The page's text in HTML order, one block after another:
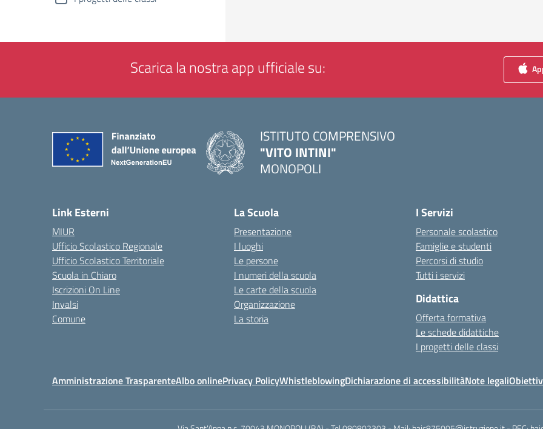
Scarica la nostra app ufficiale su:
ISTITUTO COMPRENSIVO
"VITO INTINI"
MONOPOLI
Link Esterni
MIUR
Ufficio Scolastico Regionale
Ufficio Scolastico Territoriale
Scuola in Chiaro
Iscrizioni On Line
Invalsi
Comune
La Scuola
Presentazione
I luoghi
Le persone
I numeri della scuola
Le carte della scuola
Organizzazione
La storia
I Servizi
Personale scolastico
Famiglie e studenti
Percorsi di studio
Tutti i servizi
Didattica
Offerta formativa
Le schede didattiche
I progetti delle classi
Amministrazione TrasparenteAlbo onlinePrivacy PolicyWhistleblowingDichiarazione di accessibilitàNote legali